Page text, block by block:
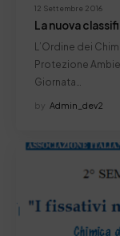
12 Settembre 2016
La nuova
L’Ordine dei
Protezione
Giornata…
by Admin_dev2